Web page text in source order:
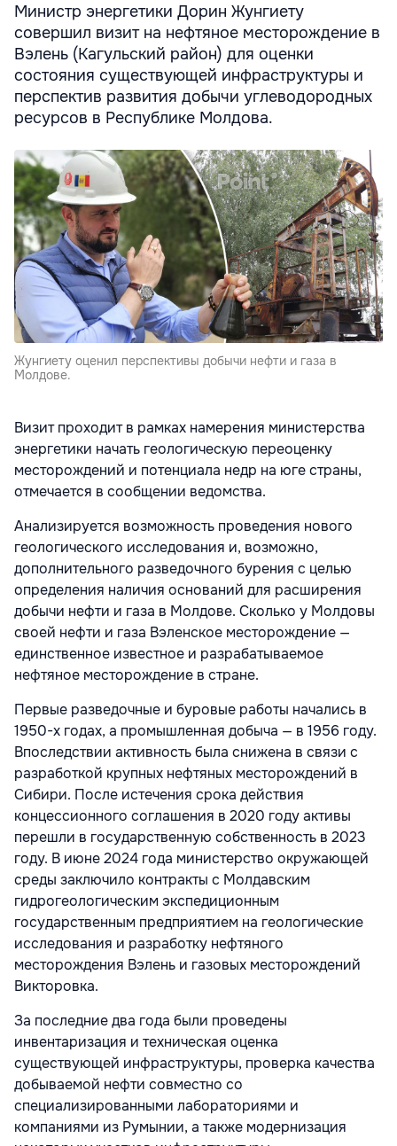
Министр энергетики Дорин Жунгиету
совершил визит на нефтяное месторождение в
Вэлень (Кагульский район) для оценки
состояния существующей инфраструктуры и
перспектив развития добычи углеводородных
ресурсов в Республике Молдова.
Жунгиету оценил перспективы добычи нефти и газа в
Молдове.
Визит проходит в рамках намерения министерства
энергетики начать геологическую переоценку
месторождений и потенциала недр на юге страны,
отмечается в сообщении ведомства.
Анализируется возможность проведения нового
геологического исследования и, возможно,
дополнительного разведочного бурения с целью
определения наличия оснований для расширения
добычи нефти и газа в Молдове. Сколько у Молдовы
своей нефти и газа Вэленское месторождение —
единственное известное и разрабатываемое
нефтяное месторождение в стране.
Первые разведочные и буровые работы начались в
1950-х годах, а промышленная добыча — в 1956 году.
Впоследствии активность была снижена в связи с
разработкой крупных нефтяных месторождений в
Сибири. После истечения срока действия
концессионного соглашения в 2020 году активы
перешли в государственную собственность в 2023
году. В июне 2024 года министерство окружающей
среды заключило контракты с Молдавским
гидрогеологическим экспедиционным
государственным предприятием на геологические
исследования и разработку нефтяного
месторождения Вэлень и газовых месторождений
Викторовка.
За последние два года были проведены
инвентаризация и техническая оценка
существующей инфраструктуры, проверка качества
добываемой нефти совместно со
специализированными лабораториями и
компаниями из Румынии, а также модернизация